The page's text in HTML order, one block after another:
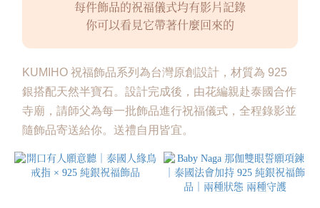
每件飾品的祝福儀式均有影片記錄
你可以看見它帶著什麼回來的
KUMIHO 祝福飾品系列為台灣原創設計，材質為 925
銀搭配天然半寶石。設計完成後，由花編親赴泰國合作
寺廟，請師父為每一批飾品進行祝福儀式，全程錄影並
隨飾品寄送給你。送禮自用皆宜。